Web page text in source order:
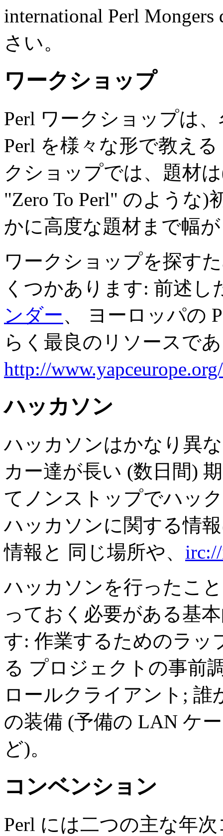
international Perl
さい。
ワークショップ
Perl ワークショップは
Perl を様々な形で教え
クショップでは、題材は
"Zero To Perl" のような
かに高度な題材まで幅
ワークショップを探す
くつかあります: 前述し
ンダー、 ヨーロッパの
らく最良のリソースで
http://www.yapceurope.org/
ハッカソン
ハッカソンはかなり異
カー達が長い (数日間)
てノンストップでハッ
ハッカソンに関する情
情報と 同じ場所や、
ハッカソンを行ったこ
っておく必要がある基
す: 作業するためのラッ
る プロジェクトの事前
ロールクライアント;
の装備 (予備の LAN ケ
ど)。
コンベンション
Perl には二つの主な年